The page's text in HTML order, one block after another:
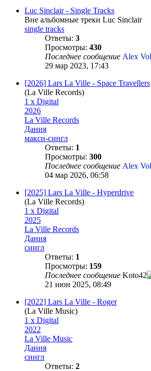
Luc Sinclair - Single Tracks
Вне альбомные треки Luc Sinclair
single tracks
Ответы: 3
Просмотры: 430
Последнее сообщение Alex
29 мар 2023, 17:43
[2026] Lars La Ville - Space Travellers
(La Ville Records)
1 x Digital
2026
La Ville Records
Дания
макси-сингл
Ответы: 1
Просмотры: 300
Последнее сообщение Alex
04 мар 2026, 06:58
[2025] Lars La Ville - Hyperdrive
(La Ville Records)
1 x Digital
2025
La Ville Records
Дания
сингл
Ответы: 1
Просмотры: 159
Последнее сообщение Koto42
21 июн 2025, 08:49
[2022] Lars La Ville - Roger
(La Ville Music)
1 x Digital
2022
La Ville Music
Дания
сингл
Ответы: 2